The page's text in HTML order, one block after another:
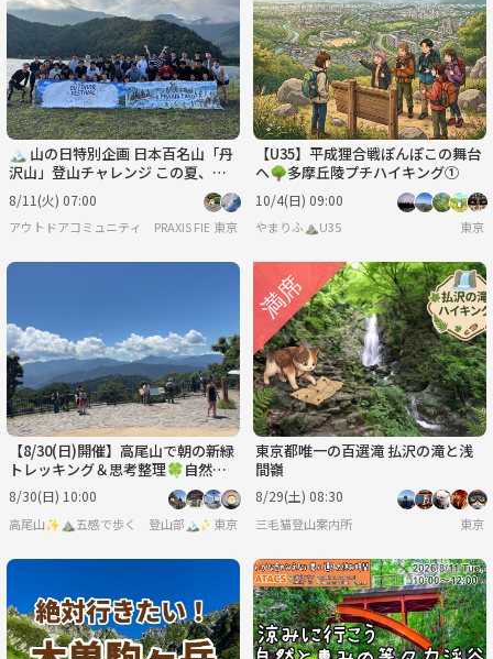
🏔️ 山の日特別企画 日本百名山「丹
沢山」登山チャレンジ この夏、山
の日に百名山へ。
8/11(火) 07:00
アウトドアコミュニティ PRAXIS FIELD東京
【U35】平成狸合戦ぽんぽこの舞台
へ🌳多摩丘陵プチハイキング①
10/4(日) 09:00
やまりふ⛰️U35 東京
【8/30(日)開催】高尾山で朝の新緑
トレッキング＆思考整理🍀自然の
中で気分もリフレッシュ✨
8/30(日) 10:00
高尾山✨⛰️五感で歩く 登山部🏔️✨東京
東京都唯一の百選滝 払沢の滝と浅
間嶺
8/29(土) 08:30
三毛猫登山案内所 東京